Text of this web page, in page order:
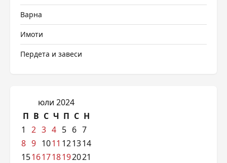
Варна
Имоти
Пердета и завеси
юли 2024
П В С Ч П С Н
1
2 3 4 5 6 7
8 9 1011 121314
15161718192021